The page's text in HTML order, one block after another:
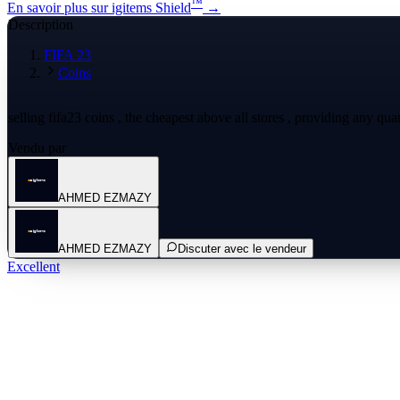
En savoir plus sur igitems Shield™ →
Description
FIFA 23
Coins
selling fifa23 coins , the cheapest above all stores , providing any
Vendu par
AHMED EZMAZY
AHMED EZMAZY Discuter avec le vendeur
Excellent